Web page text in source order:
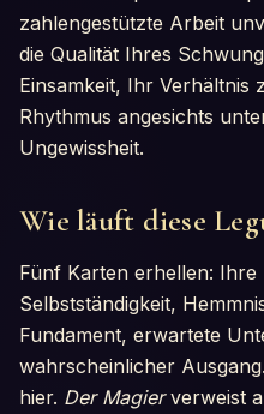
zahlengestützte Arbeit
die Qualität Ihres
Einsamkeit, Ihr Verhältnis
Rhythmus angesichts
Ungewissheit.
Wie läuft diese
Fünf Karten erhellen:
Selbstständigkeit,
Fundament, erwartete
wahrscheinlicher
hier. Der Magierverweist